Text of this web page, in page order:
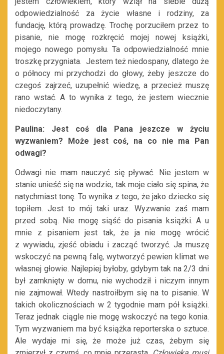
odpowiedzialność za życie własne i rodziny, za
fundację, którą prowadzę. Trochę porzuciłem przez to
pisanie, nie mogę rozkręcić mojej nowej książki,
mojego nowego pomysłu. Ta odpowiedzialność mnie
troszkę przygniata. Jestem też niedospany, dlatego że
o północy mi przychodzi do głowy, żeby jeszcze do
czegoś zajrzeć, uzupełnić wiedzę, a przecież muszę
rano wstać. A to wynika z tego, że jestem wiecznie
niedoczytany.
Paulina: Jest coś dla Pana jeszcze w życiu
wyzwaniem? Może jest coś, na co nie ma Pan
odwagi?
Odwagi nie mam nauczyć się pływać. Nie jestem w
stanie unieść się na wodzie, tak moje ciało się spina, że
natychmiast tonę. To wynika z tego, że jako dziecko się
topiłem. Jest to mój taki uraz. Wyzwanie zaś mam
przed sobą. Nie mogę siąść do pisania książki. A u
mnie z pisaniem jest tak, że ja nie mogę wrócić
z wywiadu, zjeść obiadu i zacząć tworzyć. Ja muszę
wskoczyć na pewną falę, wytworzyć pewien klimat we
własnej głowie. Najlepiej byłoby, gdybym tak na 2/3 dni
był zamknięty w domu, nie wychodził i niczym innym
nie zajmował. Wtedy nastroiłbym się na to pisanie. W
takich okolicznościach w 2 tygodnie mam pół książki.
Teraz jednak ciągle nie mogę wskoczyć na tego konia.
Tym wyzwaniem ma być książka reporterska o sztuce.
Ale wydaje mi się, że może już czas, żebym się